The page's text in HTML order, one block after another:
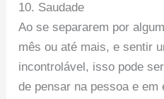
10. Saudade
Ao se separarem por
mês ou até mais, e sentir
incontrolável, isso pode
de pensar na pessoa e